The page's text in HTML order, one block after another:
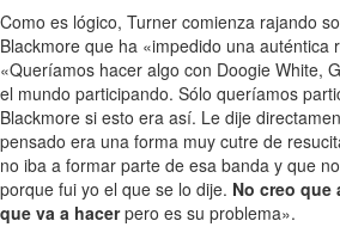
Como es lógico, Turner comienza rajando
Blackmore que ha «impedido una auténtica
«Queríamos hacer algo con Doogie White,
el mundo participando. Sólo queríamos
Blackmore si esto era así. Le dije
pensado era una forma muy cutre de
no iba a formar parte de esa banda y que
porque fui yo el que se lo dije. No creo que
que va a hacerpero es su problema».